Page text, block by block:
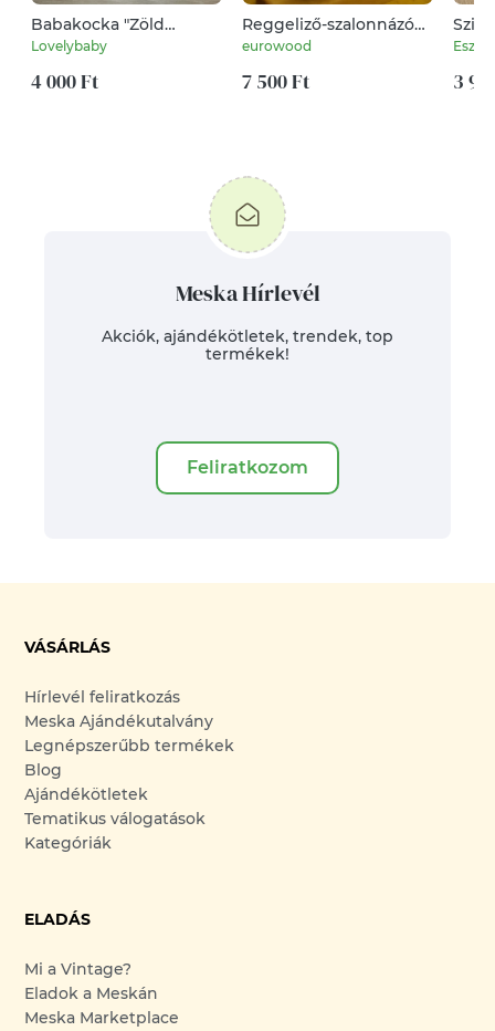
Babakocka "Zöld
csillagos" világos zöld
minky-vel
Lovelybaby
4 000 Ft
Reggeliző-szalonnázó
deszka szett asztali
eurowood
7 500 Ft 3
Meska Hírlevél
Akciók, ajándékötletek, trendek, top
termékek!
Feliratkozom
VÁSÁRLÁS
Hírlevél feliratkozás
Meska Ajándékutalvány
Legnépszerűbb termékek
Blog
Ajándékötletek
Tematikus válogatások
Kategóriák
ELADÁS
Mi a Vintage?
Eladok a Meskán
Meska Marketplace